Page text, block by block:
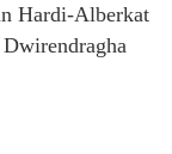
Hardi-Alberkat